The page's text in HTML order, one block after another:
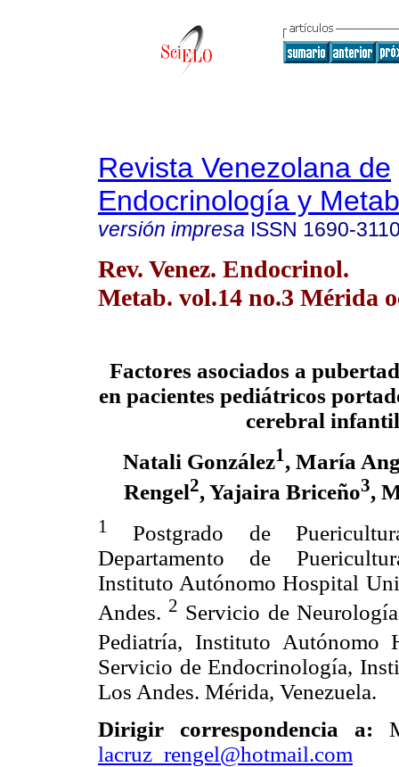
Revista Venezolana de
Endocrinología y
versión impresa ISSN 1690-
Rev. Venez. Endocrinol.
Metab. vol.14 no.3 Mérida
Factores asociados a
en pacientes pediátricos
cerebral
Natali González1, María
Rengel2, Yajaira Briceño3,
1
Postgrado de
Departamento de
Instituto Autónomo Hospital
Andes. 2 Servicio de
Pediatría, Instituto
Servicio de Endocrinología,
Los Andes. Mérida, Venezuela.
Dirigir correspondencia a:
lacruz_rengel@hotmail.com